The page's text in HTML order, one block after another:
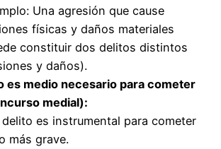
Una agresión que cause
físicas y daños materiales
constituir dos delitos distintos
y daños).
es medio necesario para cometer
medial):
delito es instrumental para cometer
más grave.